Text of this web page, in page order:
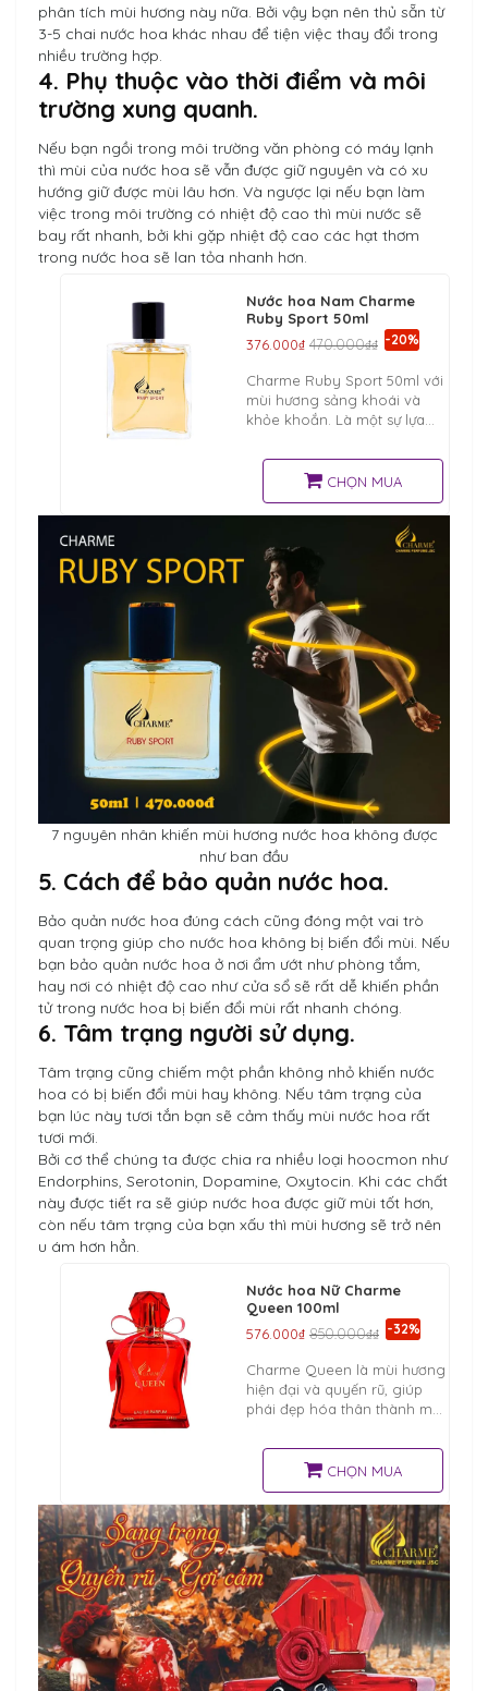
phân tích mùi hương này nữa. Bởi vậy bạn nên thủ sẵn từ
3-5 chai nước hoa khác nhau để tiện việc thay đổi trong
nhiều trường hợp.
4. Phụ thuộc vào thời điểm và môi
trường xung quanh.
Nếu bạn ngồi trong môi trường văn phòng có máy lạnh
thì mùi của nước hoa sẽ vẫn được giữ nguyên và có xu
hướng giữ được mùi lâu hơn. Và ngược lại nếu bạn làm
việc trong môi trường có nhiệt độ cao thì mùi nước sẽ
bay rất nhanh, bởi khi gặp nhiệt độ cao các hạt thơm
trong nước hoa sẽ lan tỏa nhanh hơn.
Nước hoa Nam Charme
Ruby Sport 50ml
376.000₫ 470.000₫₫ -20%
Charme Ruby Sport 50ml với
mùi hương sảng khoái và
khỏe khoắn. Là một sự lựa
cho những bạn thích chinh
phục thử thách, thể thao
CHỌN MUA
7 nguyên nhân khiến mùi hương nước hoa không được
như ban đầu
5. Cách để bảo quản nước hoa.
Bảo quản nước hoa đúng cách cũng đóng một vai trò
quan trọng giúp cho nước hoa không bị biến đổi mùi. Nếu
bạn bảo quản nước hoa ở nơi ẩm ướt như phòng tắm,
hay nơi có nhiệt độ cao như cửa sổ sẽ rất dễ khiến phần
tử trong nước hoa bị biến đổi mùi rất nhanh chóng.
6. Tâm trạng người sử dụng.
Tâm trạng cũng chiếm một phần không nhỏ khiến nước
hoa có bị biến đổi mùi hay không. Nếu tâm trạng của
bạn lúc này tươi tắn bạn sẽ cảm thấy mùi nước hoa rất
tươi mới.
Bởi cơ thể chúng ta được chia ra nhiều loại hoocmon như
Endorphins, Serotonin, Dopamine, Oxytocin. Khi các chất
này được tiết ra sẽ giúp nước hoa được giữ mùi tốt hơn,
còn nếu tâm trạng của bạn xấu thì mùi hương sẽ trở nên
u ám hơn hẳn.
Nước hoa Nữ Charme
Queen 100ml
576.000₫ 850.000₫₫ -32%
Charme Queen là mùi hương
hiện đại và quyến rũ, giúp
phái đẹp hóa thân thành một
sắc đẹp. . Cánh đàn ông sẽ
sẵn sàng quỳ gối, thủ phục
CHỌN MUA